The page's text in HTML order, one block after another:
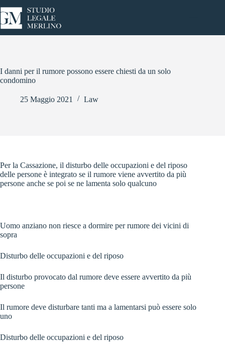
al
contenuto
I danni per il rumore possono essere chiesti da un solo
condomino
25 Maggio 2021 Law
Per la Cassazione, il disturbo delle occupazioni e del riposo
delle persone è integrato se il rumore viene avvertito da più
persone anche se poi se ne lamenta solo qualcuno
Uomo anziano non riesce a dormire per rumore dei vicini di
sopra
Disturbo delle occupazioni e del riposo
Il disturbo provocato dal rumore deve essere avvertito da più
persone
Il rumore deve disturbare tanti ma a lamentarsi può essere solo
uno
Disturbo delle occupazioni e del riposo